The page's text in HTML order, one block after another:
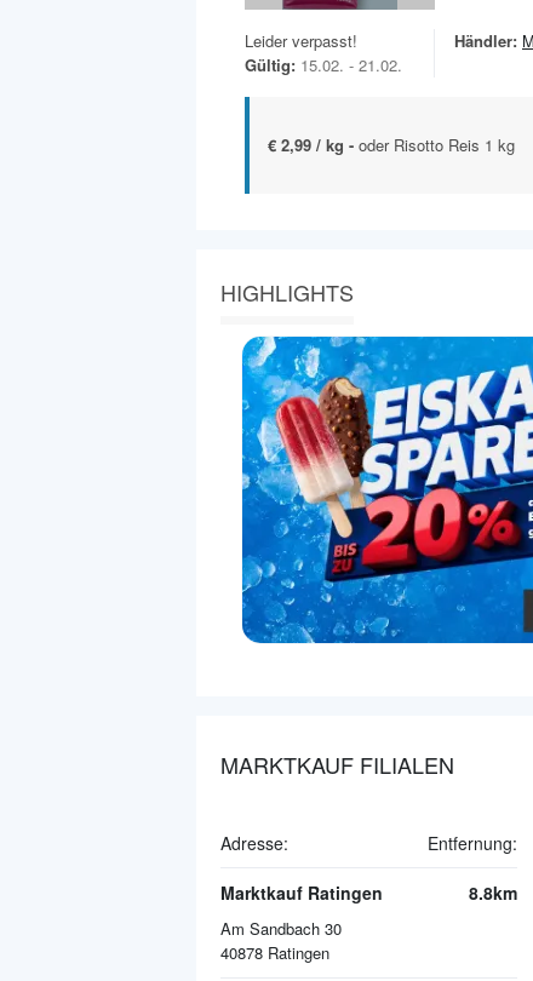
Leider verpasst!
Gültig: 15.02. - 21.02.
Händler:
€ 2,99 / kg - oder Risotto Reis 1 kg
HIGHLIGHTS
MARKTKAUF FILIALEN
Adresse: Entfernung:
Marktkauf Ratingen
Am Sandbach 30
40878 Ratingen
8.8km